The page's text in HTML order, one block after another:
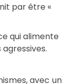
par être «
qui alimente
avec un